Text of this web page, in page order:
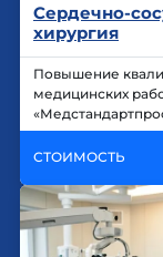
Сердечно-
хирургия
Повышение
медицинских
СТОИМОСТЬ